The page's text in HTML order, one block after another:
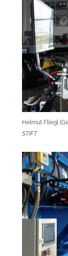
Helmut Fliegl
STIFT